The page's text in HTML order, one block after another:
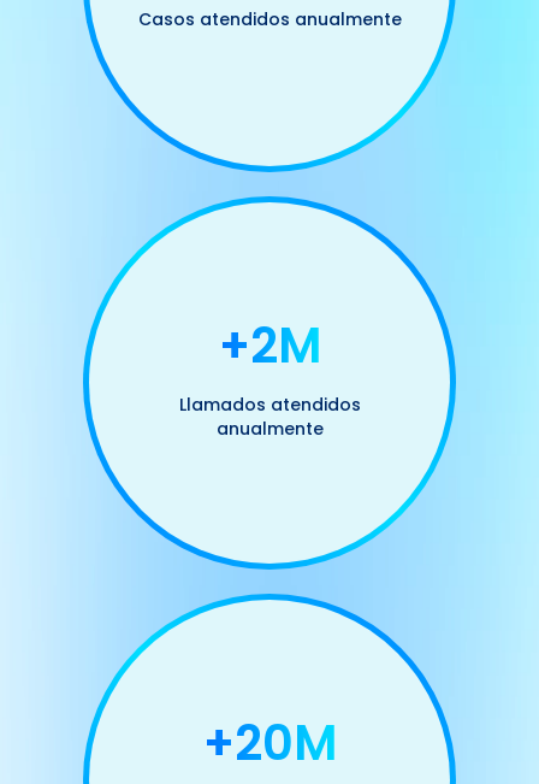
Casos atendidos anualmente
+2M
Llamados atendidos
anualmente
+20M